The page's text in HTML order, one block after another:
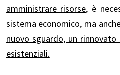
amministrare risorse, è
sistema economico, ma
nuovo sguardo, un
esistenziali.